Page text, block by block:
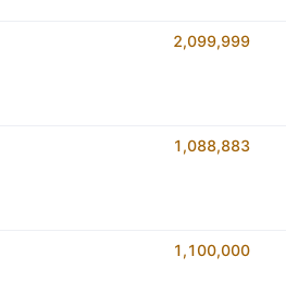
2,099,999
1,088,883
1,100,000